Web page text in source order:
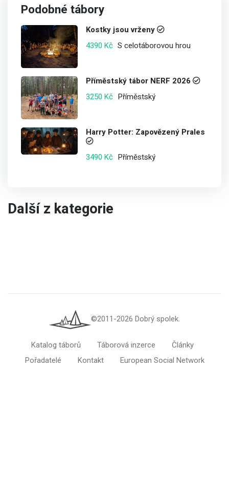
Podobné tábory
Kostky jsou vrženy
4390 Kč S celotáborovou hrou
Příměstský tábor NERF 2026
3250 Kč Příměstský
Harry Potter: Zapovězený Prales
3490 Kč Příměstský
Další z kategorie
©2011-2026 Dobrý spolek.
Katalog táborů Táborová inzerce
Články
Pořadatelé
Kontakt European Social Network